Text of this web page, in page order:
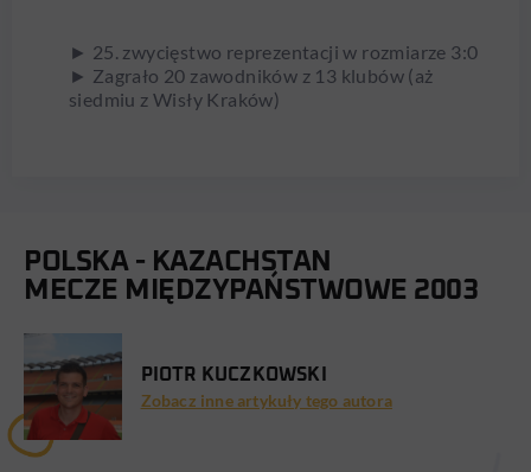
► 25. zwycięstwo reprezentacji w rozmiarze 3:0
► Zagrało 20 zawodników z 13 klubów (aż
siedmiu z Wisły Kraków)
POLSKA - KAZACHSTAN
MECZE MIĘDZYPAŃSTWOWE 2003
PIOTR KUCZKOWSKI
Zobacz inne artykuły tego autora